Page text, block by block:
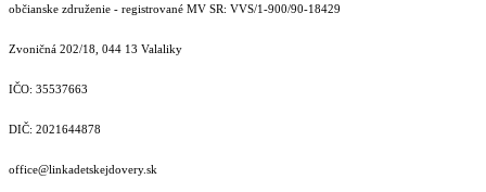
občianske združenie - registrované MV SR: VVS/1-900/90-18429
Zvoničná 202/18, 044 13 Valaliky
IČO: 35537663
DIČ: 2021644878
office@linkadetskejdovery.sk